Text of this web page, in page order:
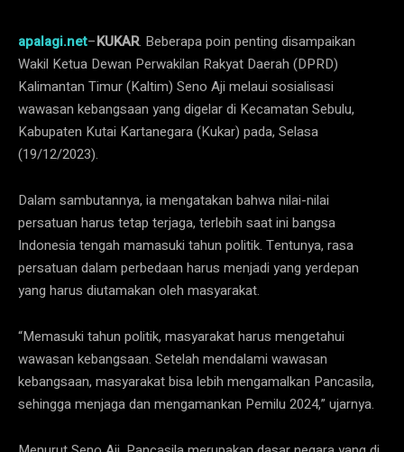
apalagi.net–KUKAR. Beberapa poin penting disampaikan
Wakil Ketua Dewan Perwakilan Rakyat Daerah (DPRD)
Kalimantan Timur (Kaltim) Seno Aji melaui sosialisasi
wawasan kebangsaan yang digelar di Kecamatan Sebulu,
Kabupaten Kutai Kartanegara (Kukar) pada, Selasa
(19/12/2023).
Dalam sambutannya, ia mengatakan bahwa nilai-nilai
persatuan harus tetap terjaga, terlebih saat ini bangsa
Indonesia tengah mamasuki tahun politik. Tentunya, rasa
persatuan dalam perbedaan harus menjadi yang yerdepan
yang harus diutamakan oleh masyarakat.
“Memasuki tahun politik, masyarakat harus mengetahui
wawasan kebangsaan. Setelah mendalami wawasan
kebangsaan, masyarakat bisa lebih mengamalkan Pancasila,
sehingga menjaga dan mengamankan Pemilu 2024,” ujarnya.